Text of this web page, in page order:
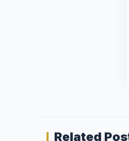
Related